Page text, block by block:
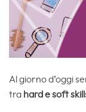
Al giorno d’oggi
tra hard e soft